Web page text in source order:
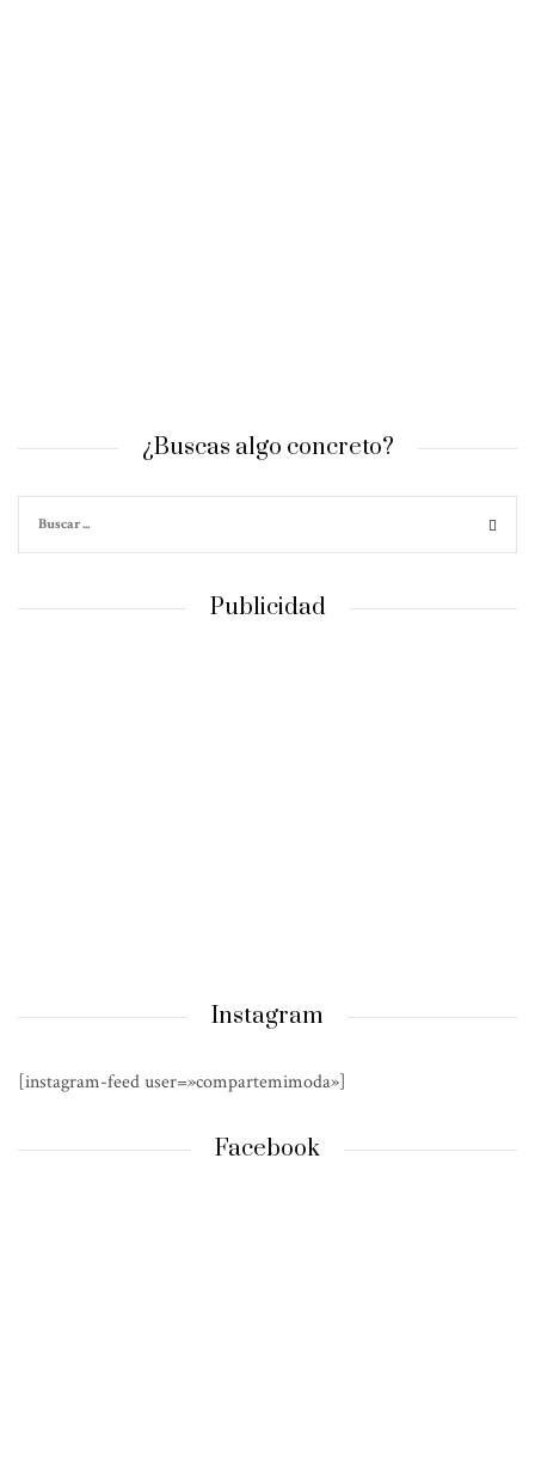
¿Buscas algo concreto?
Publicidad
Instagram
[instagram-feed user=»compartemimoda»]
Facebook